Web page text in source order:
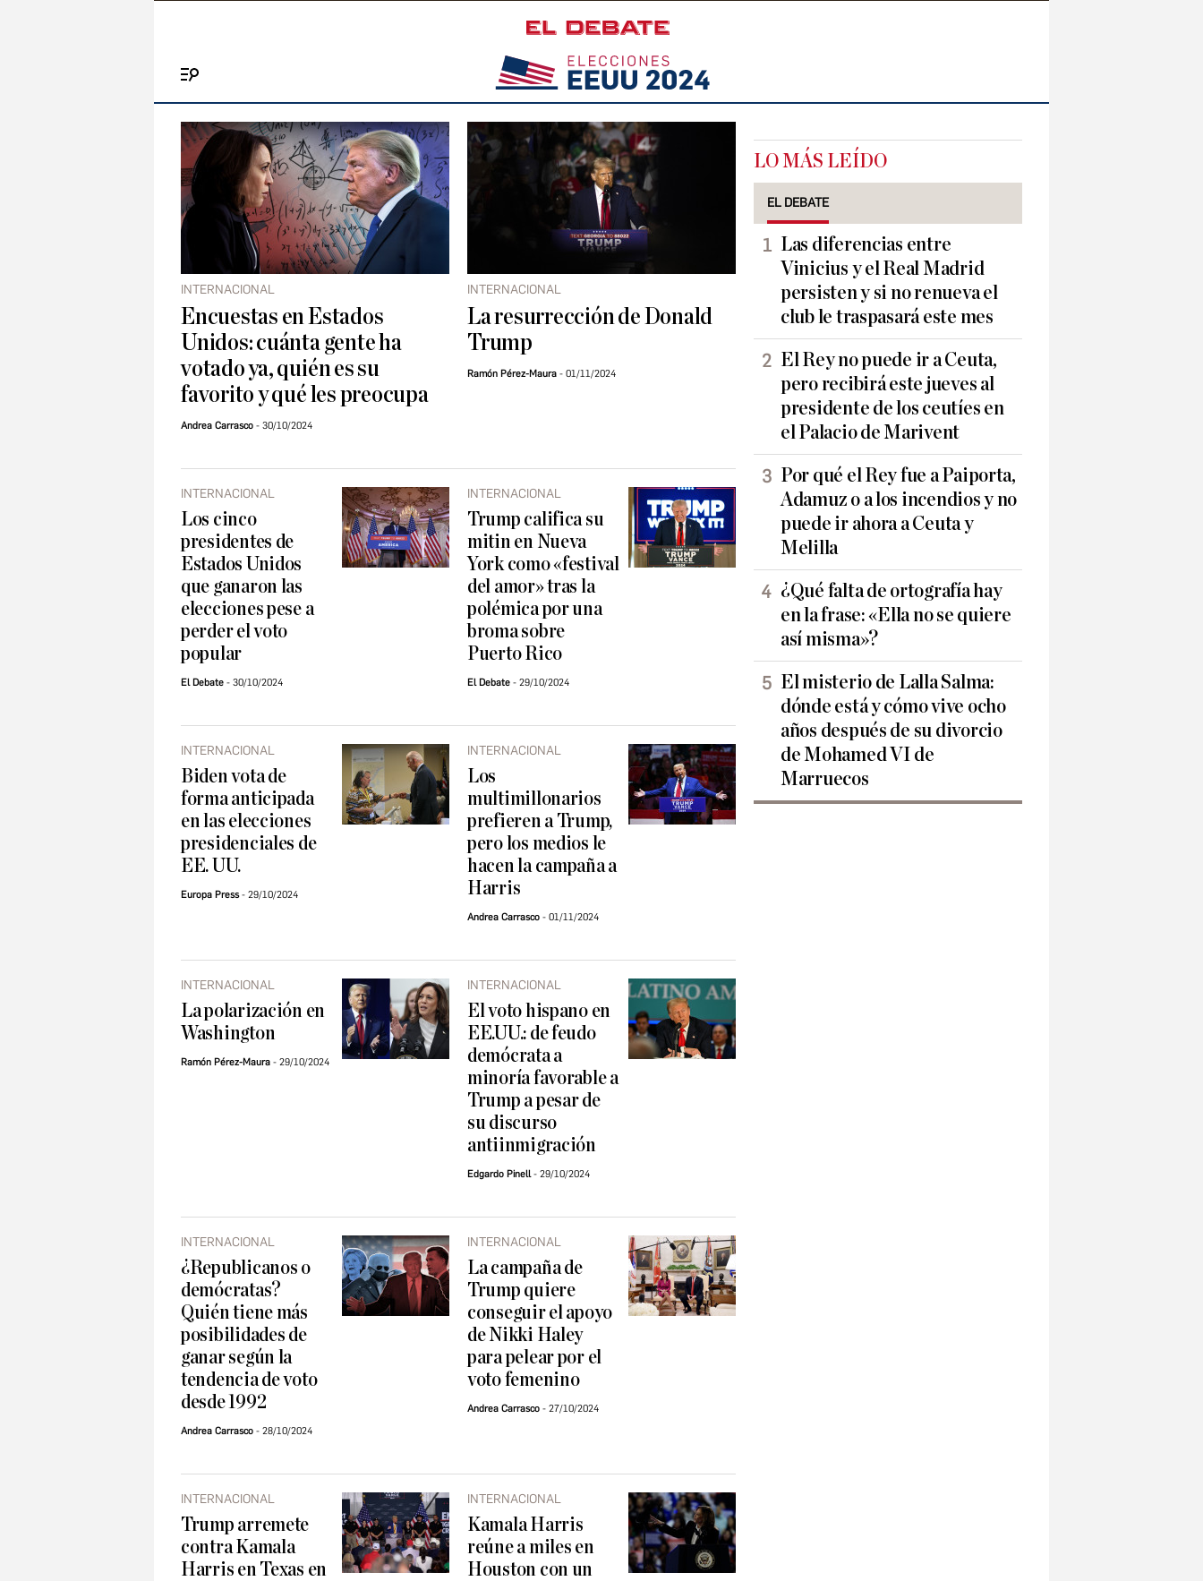
INTERNACIONAL
Encuestas en Estados
Unidos: cuánta gente ha
votado ya, quién es su
favorito y qué les preocupa
Andrea Carrasco 30/10/2024
INTERNACIONAL
La resurrección de Donald
Trump
Ramón Pérez-Maura 01/11/2024
INTERNACIONAL
Los cinco
presidentes de
Estados Unidos
que ganaron las
elecciones pese a
perder el voto
popular
El Debate 30/10/2024
INTERNACIONAL
Trump califica su
mitin en Nueva
York como «festival
del amor» tras la
polémica por una
broma sobre
Puerto Rico
El Debate 29/10/2024
INTERNACIONAL
Biden vota de
forma anticipada
en las elecciones
presidenciales de
EE. UU.
Europa Press 29/10/2024
INTERNACIONAL
Los
multimillonarios
prefieren a Trump,
pero los medios le
hacen la campaña a
Harris
Andrea Carrasco 01/11/2024
INTERNACIONAL
La polarización en
Washington
Ramón Pérez-Maura 29/10/2024
INTERNACIONAL
El voto hispano en
EE.UU.: de feudo
demócrata a
minoría favorable a
Trump a pesar de
su discurso
antiinmigración
Edgardo Pinell 29/10/2024
INTERNACIONAL
¿Republicanos o
demócratas?
Quién tiene más
posibilidades de
ganar según la
tendencia de voto
desde 1992
Andrea Carrasco 28/10/2024
INTERNACIONAL
La campaña de
Trump quiere
conseguir el apoyo
de Nikki Haley
para pelear por el
voto femenino
Andrea Carrasco 27/10/2024
INTERNACIONAL
Trump arremete
contra Kamala
Harris en Texas en
INTERNACIONAL
Kamala Harris
reúne a miles en
Houston con un
LO MÁS LEÍDO
EL DEBATE
Las diferencias entre
Vinicius y el Real Madrid
persisten y si no renueva el
club le traspasará este mes
El Rey no puede ir a Ceuta,
pero recibirá este jueves al
presidente de los ceutíes en
el Palacio de Marivent
Por qué el Rey fue a Paiporta,
Adamuz o a los incendios y no
puede ir ahora a Ceuta y
Melilla
¿Qué falta de ortografía hay
en la frase: «Ella no se quiere
así misma»?
El misterio de Lalla Salma:
dónde está y cómo vive ocho
años después de su divorcio
de Mohamed VI de
Marruecos